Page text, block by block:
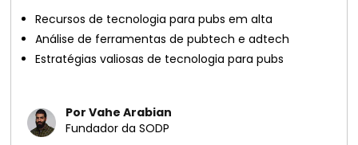
Recursos de tecnologia para pubs em alta
Análise de ferramentas de pubtech e adtech
Estratégias valiosas de tecnologia para pubs
Por Vahe Arabian
Fundador da SODP